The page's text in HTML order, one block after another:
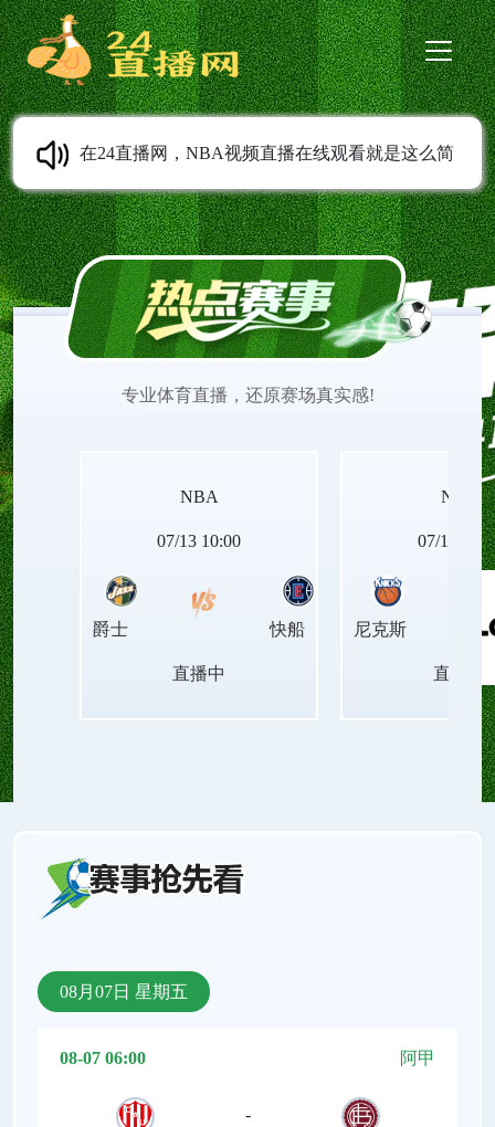
在24直播网，NBA视频直播在线观看就是这么简
单。我们提供NBA免费直播高清无插件、NBA在线
直播免费观看、NBA季后赛直播、NBA常规赛直
连胜纪录、NBA最新赛程、NBA伤病名单。还有
的时间还给看球！
专业体育直播，还原赛场真实感!
NBA
07/13 10:00
爵士 快船
直播中
NBA
07/14
尼克斯
直播中
08月07日 星期五
08-07 06:00 阿甲
-